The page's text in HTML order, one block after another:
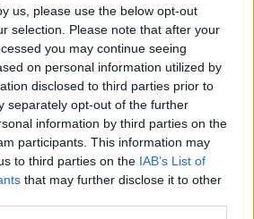
us, please use the below opt-out
selection. Please note that after your
you may continue seeing
on personal information utilized by
disclosed to third parties prior to
separately opt-out of the further
information by third parties on the
participants. This information may
to third parties on the IAB’s List of
that may further disclose it to other
Követem
#DIPLOMATAHÁZ